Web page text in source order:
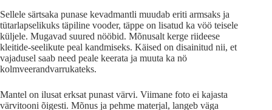
Sellele särtsaka punase kevadmantli muudab eriti armsaks ja
tütarlapselikuks täpiline vooder, täppe on lisatud ka vöö teisele
küljele. Mugavad suured nööbid. Mõnusalt kerge riideese
kleitide-seelikute peal kandmiseks. Käised on disainitud nii, et
vajadusel saab need peale keerata ja muuta ka nö
kolmveerandvarrukateks.
Mantel on ilusat erksat punast värvi. Viimane foto ei kajasta
värvitooni õigesti. Mõnus ja pehme materjal, langeb väga